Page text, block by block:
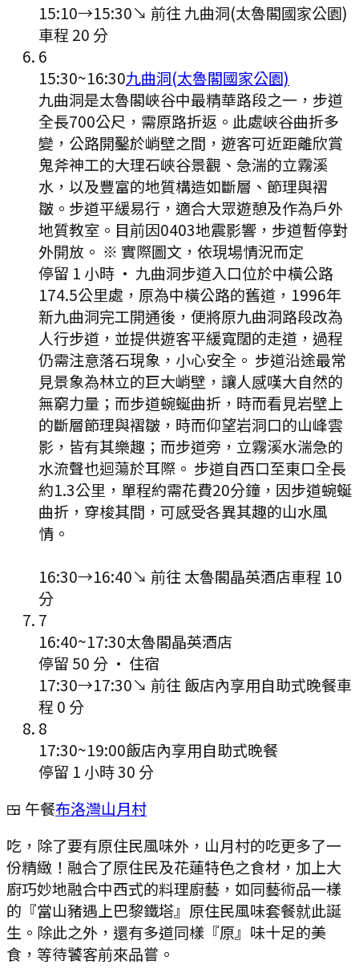
15:10→15:30↘ 前往 九曲洞(太魯閣國家公園)
車程 20 分
6
15:30~16:30九曲洞(太魯閣國家公園)
九曲洞是太魯閣峽谷中最精華路段之一，步道
全長700公尺，需原路折返。此處峽谷曲折多
變，公路開鑿於峭壁之間，遊客可近距離欣賞
鬼斧神工的大理石峽谷景觀、急湍的立霧溪
水，以及豐富的地質構造如斷層、節理與褶
皺。步道平緩易行，適合大眾遊憩及作為戶外
地質教室。目前因0403地震影響，步道暫停對
外開放。 ※ 實際圖文，依現場情況而定
停留 1 小時 · 九曲洞步道入口位於中橫公路
174.5公里處，原為中橫公路的舊道，1996年
新九曲洞完工開通後，便將原九曲洞路段改為
人行步道，並提供遊客平緩寬闊的走道，過程
仍需注意落石現象，小心安全。 步道沿途最常
見景象為林立的巨大峭壁，讓人感嘆大自然的
無窮力量；而步道蜿蜒曲折，時而看見岩壁上
的斷層節理與褶皺，時而仰望岩洞口的山峰雲
影，皆有其樂趣；而步道旁，立霧溪水湍急的
水流聲也迴蕩於耳際。 步道自西口至東口全長
約1.3公里，單程約需花費20分鐘，因步道蜿蜒
曲折，穿梭其間，可感受各異其趣的山水風
情。
16:30→16:40↘ 前往 太魯閣晶英酒店車程 10
分
7
16:40~17:30太魯閣晶英酒店
停留 50 分 · 住宿
17:30→17:30↘ 前往 飯店內享用自助式晚餐車
程 0 分
8
17:30~19:00飯店內享用自助式晚餐
停留 1 小時 30 分
🍱 午餐布洛灣山月村
吃，除了要有原住民風味外，山月村的吃更多了一
份精緻！融合了原住民及花蓮特色之食材，加上大
廚巧妙地融合中西式的料理廚藝，如同藝術品一樣
的『當山豬遇上巴黎鐵塔』原住民風味套餐就此誕
生。除此之外，還有多道同樣『原』味十足的美
食，等待饕客前來品嘗。